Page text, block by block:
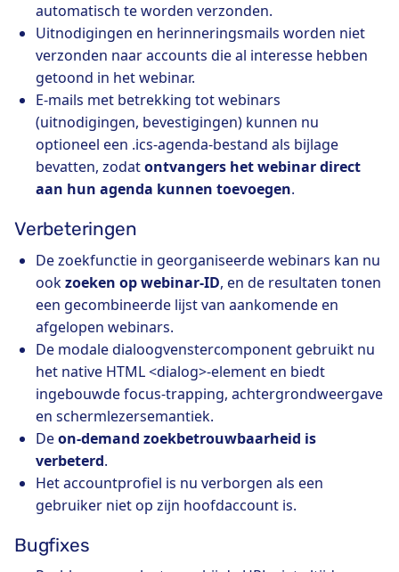
automatisch te worden verzonden.
Uitnodigingen en herinneringsmails worden niet
verzonden naar accounts die al interesse hebben
getoond in het webinar.
E-mails met betrekking tot webinars
(uitnodigingen, bevestigingen) kunnen nu
optioneel een .ics-agenda-bestand als bijlage
bevatten, zodatontvangers het webinar direct
aan hun agenda kunnen toevoegen.
Verbeteringen
De zoekfunctie in georganiseerde webinars kan nu
ookzoeken op webinar-ID, en de resultaten tonen
een gecombineerde lijst van aankomende en
afgelopen webinars.
De modale dialoogvenstercomponent gebruikt nu
het native HTML <dialog>-element en biedt
ingebouwde focus-trapping, achtergrondweergave
en schermlezersemantiek.
Deon-demand zoekbetrouwbaarheid is
verbeterd.
Het accountprofiel is nu verborgen als een
gebruiker niet op zijn hoofdaccount is.
Bugfixes